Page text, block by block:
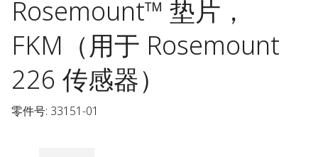
Rosemount™ 垫片，
FKM（用于 Rosemount
226 传感器）
零件号: 33151-01